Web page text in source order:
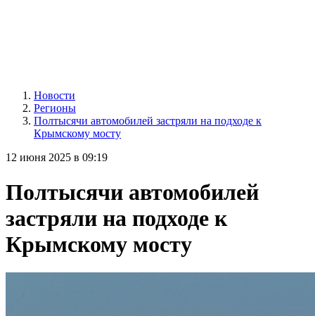
Новости
Регионы
Полтысячи автомобилей застряли на подходе к
Крымскому мосту
12 июня 2025 в 09:19
Полтысячи автомобилей
застряли на подходе к
Крымскому мосту